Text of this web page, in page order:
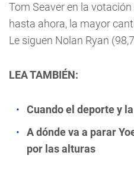
Tom Seaver en la
hasta ahora, la mayor
Le siguen Nolan Ryan
LEA TAMBIÉN:
Cuando el deporte y
A dónde va a parar
por las alturas